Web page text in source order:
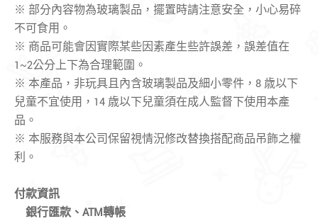
※ 部分內容物為玻璃製品，擺置時請注意安全，小心易碎
不可食用。
※ 商品可能會因實際某些因素產生些許誤差，誤差值在
1~2公分上下為合理範圍。
※ 本產品，非玩具且內含玻璃製品及細小零件，8 歳以下
兒童不宜使用，14 歳以下兒童須在成人監督下使用本產
品。
※ 本服務與本公司保留視情況修改替換搭配商品吊飾之權
利。
付款資訊
銀行匯款、 ATM轉帳